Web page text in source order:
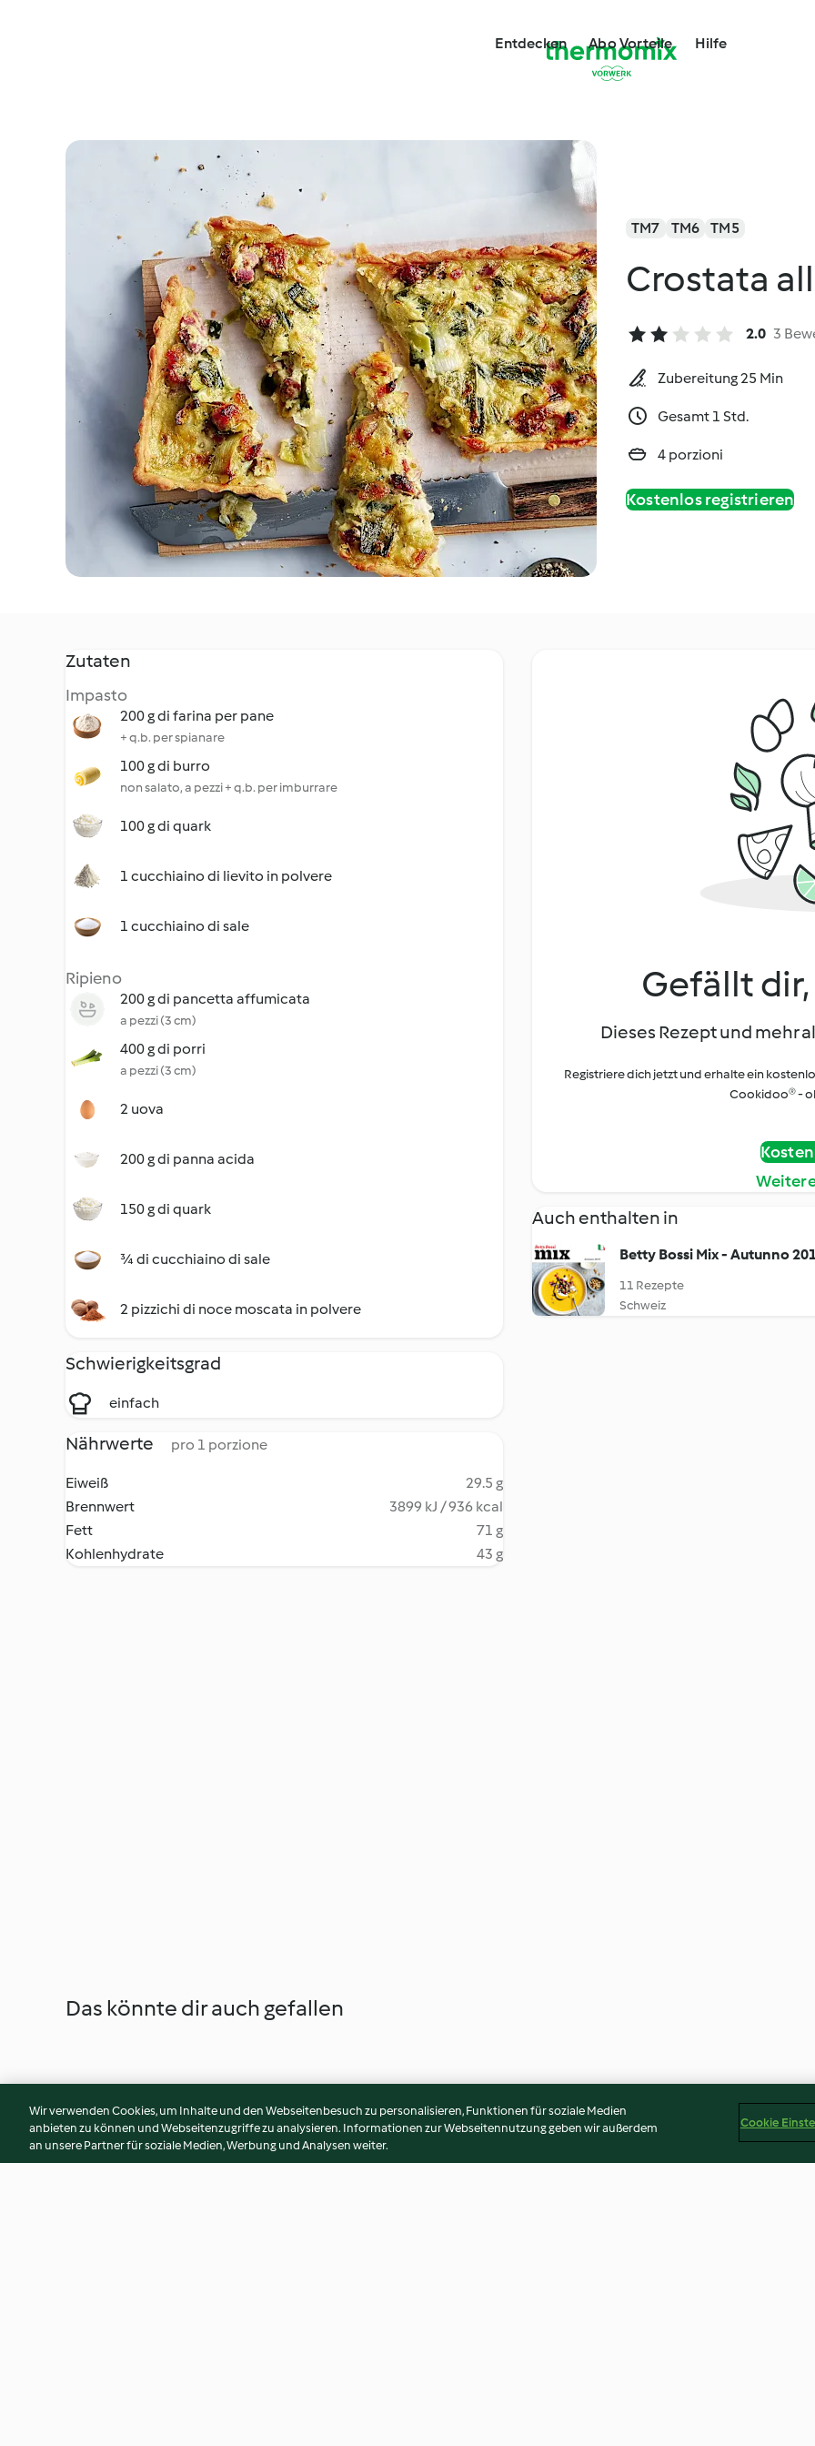
Entdecken Abo Vorteile Hilfe
TM7 TM6 TM5
Crostata
2.0 3
Zubereitung 25 Min
Gesamt 1 Std.
4 porzioni
Kostenlos registrieren
Zutaten
Impasto
200 g di farina per pane
+ q.b. per spianare
100 g di burro
non salato, a pezzi + q.b. per imburrare
100 g di quark
1 cucchiaino di lievito in polvere
1 cucchiaino di sale
Ripieno
200 g di pancetta affumicata
a pezzi (3 cm)
400 g di porri
a pezzi (3 cm)
2 uova
200 g di panna acida
150 g di quark
¾ di cucchiaino di sale
2 pizzichi di noce moscata in polvere
Schwierigkeitsgrad
einfach
Nährwerte pro 1 porzione
Eiweiß
29.5 g
Brennwert
3899 kJ / 936 kcal
Fett
71 g
Kohlenhydrate
43 g
Gefällt
Dieses Rezept und mehr
Registriere dich jetzt und erhalte ein
Cookidoo® -
Auch enthalten in
Betty Bossi Mix - Autunno
11 Rezepte
Schweiz
Das könnte dir auch gefallen
Wir verwenden Cookies, um Inhalte und den Webseitenbesuch zu personalisieren, Funktionen für soziale Medien
anbieten zu können und Webseitenzugriffe zu analysieren. Informationen zur Webseitennutzung geben wir außerdem
an unsere Partner für soziale Medien, Werbung und Analysen weiter.
Cookie